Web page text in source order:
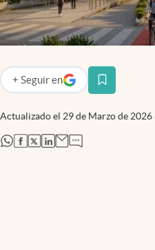
Actualizado el 29 de Marzo de 2026
+ Seguir en
abre en nueva pestaña
abre en nueva pestaña
abre en nueva pestaña
abre en nueva pestaña
abre en nueva pestaña